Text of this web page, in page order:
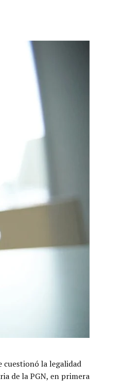
cuestionó la legalidad
de la PGN, en primera